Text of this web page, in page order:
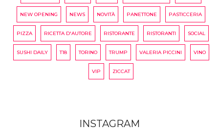
NEW OPENING NEWS NOVITÀ PANETTONE PASTICCERIA
PIZZA RICETTA D'AUTORE RISTORANTE RISTORANTI SOCIAL
SUSHI DAILY T18 TORINO TRUMP VALERIA PICCINI VINO
VIP ZICCAT
INSTAGRAM